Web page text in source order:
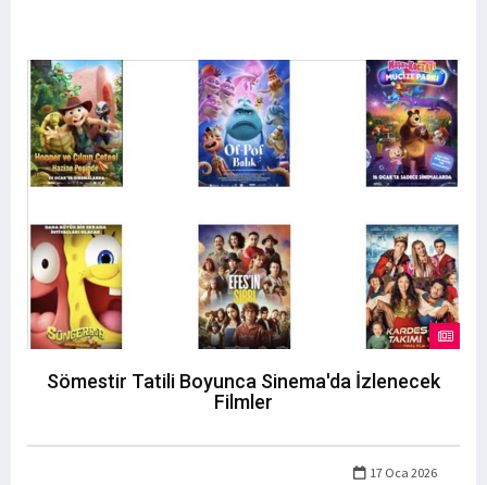
Sömestir Tatili Boyunca Sinema'da İzlenecek
Filmler
17 Oca 2026